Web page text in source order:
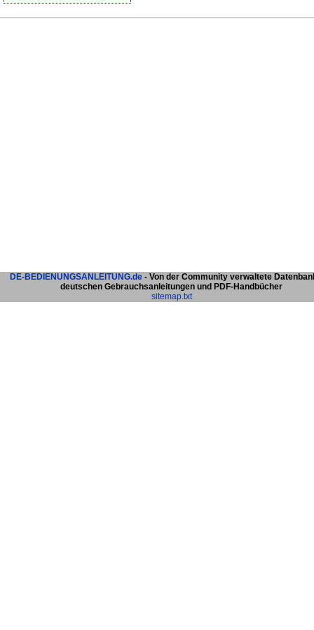
DE-BEDIENUNGSANLEITUNG.de - Von der Community verwaltete
deutschen Gebrauchsanleitungen und PDF-Handbücher
sitemap.txt